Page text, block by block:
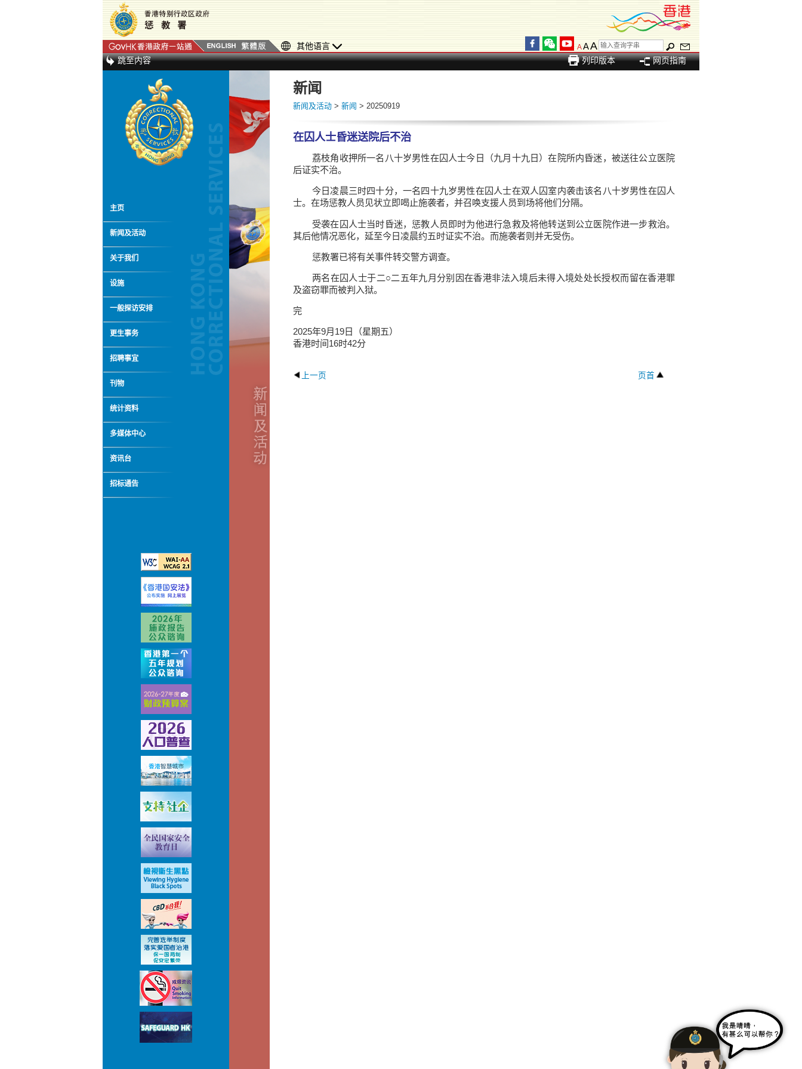
其他语言 AAA
跳至内容 列印版本 网页指南
主页
新闻及活动
关于我们
设施
一般探访安排
更生事务
招聘事宜
刊物
统计资料
多媒体中心
资讯台
招标通告
新闻
新闻及活动 > 新闻 > 20250919
在囚人士昏迷送院后不治
荔枝角收押所一名八十岁男性在囚人士今日（九月十九日）在院所内昏迷，被送往公立医院
后证实不治。
今日凌晨三时四十分，一名四十九岁男性在囚人士在双人囚室内袭击该名八十岁男性在囚人
士。在场惩教人员见状立即喝止施袭者，并召唤支援人员到场将他们分隔。
受袭在囚人士当时昏迷，惩教人员即时为他进行急救及将他转送到公立医院作进一步救治。
其后他情况恶化，延至今日凌晨约五时证实不治。而施袭者则并无受伤。
惩教署已将有关事件转交警方调查。
两名在囚人士于二○二五年九月分别因在香港非法入境后未得入境处处长授权而留在香港罪
及盗窃罪而被判入狱。
完
2025年9月19日（星期五）
香港时间16时42分
上一页 页首